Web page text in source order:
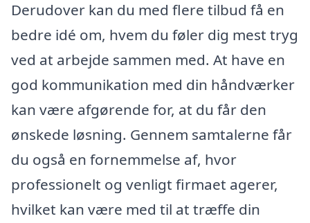
Derudover kan du med flere tilbud få en
bedre idé om, hvem du føler dig mest tryg
ved at arbejde sammen med. At have en
god kommunikation med din håndværker
kan være afgørende for, at du får den
ønskede løsning. Gennem samtalerne får
du også en fornemmelse af, hvor
professionelt og venligt firmaet agerer,
hvilket kan være med til at træffe din